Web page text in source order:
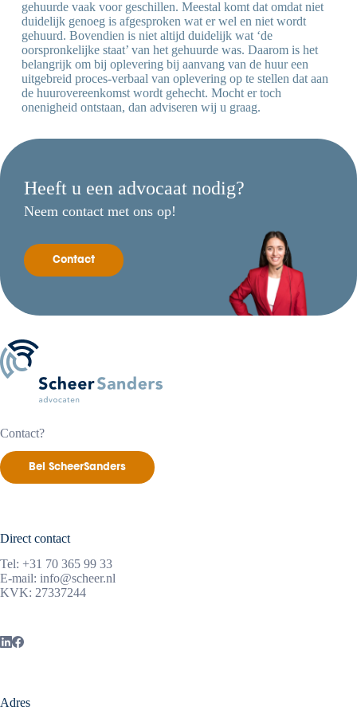
gehuurde vaak voor geschillen. Meestal komt dat omdat niet
duidelijk genoeg is afgesproken wat er wel en niet wordt
gehuurd. Bovendien is niet altijd duidelijk wat ‘de
oorspronkelijke staat’ van het gehuurde was. Daarom is het
belangrijk om bij oplevering bij aanvang van de huur een
uitgebreid proces-verbaal van oplevering op te stellen dat aan
de huurovereenkomst wordt gehecht. Mocht er toch
onenigheid ontstaan, dan adviseren wij u graag.
Heeft u een advocaat nodig?
Neem contact met ons op!
Contact
Contact?
Bel ScheerSanders
Direct contact
Tel: +31 70 365 99 33
E-mail: info@scheer.nl
KVK: 27337244
Adres